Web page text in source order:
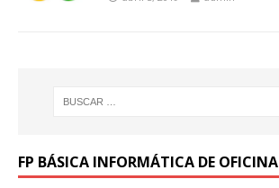
FP BÁSICA INFORMÁTICA DE OFICINA